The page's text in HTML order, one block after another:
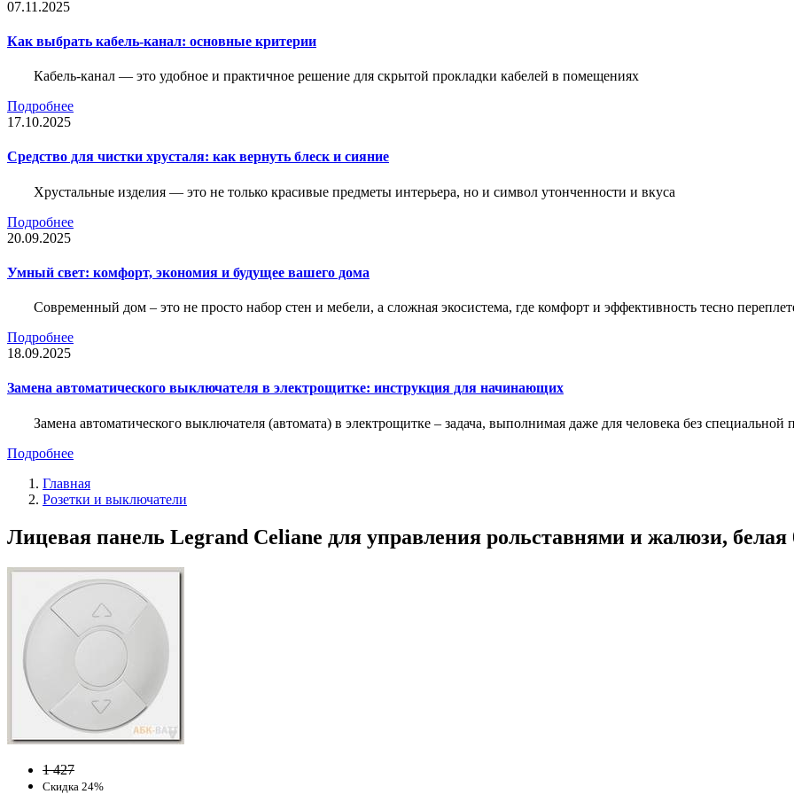
07.11.2025
Как выбрать кабель-канал: основные критерии
Кабель-канал — это удобное и практичное решение для скрытой прокладки кабелей в помещениях
Подробнее
17.10.2025
Средство для чистки хрусталя: как вернуть блеск и сияние
Хрустальные изделия — это не только красивые предметы интерьера, но и символ утонченности и вкуса
Подробнее
20.09.2025
Умный свет: комфорт, экономия и будущее вашего дома
Современный дом – это не просто набор стен и мебели, а сложная экосистема, где комфорт и эффективность тесно
Подробнее
18.09.2025
Замена автоматического выключателя в электрощитке: инструкция для начинающих
Замена автоматического выключателя (автомата) в электрощитке – задача, выполнимая даже для человека без специальной
Подробнее
Главная
Розетки и выключатели
Лицевая панель Legrand Celiane для управления рольставнями и жалюзи, белая
1 427
Скидка 24%